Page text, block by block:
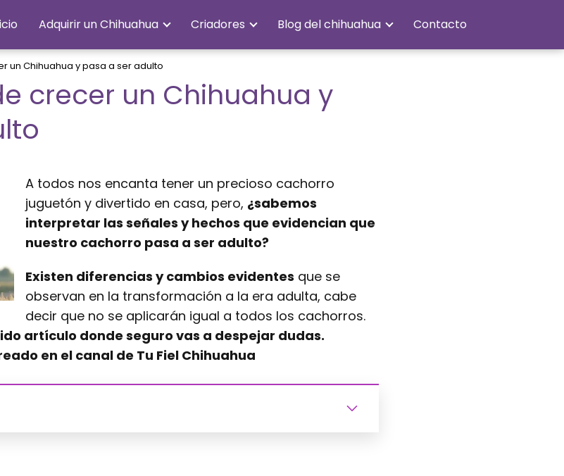
Adquirir un Chihuahua Criadores Blog del chihuahua Contacto
un Chihuahua y pasa a ser adulto
crecer un Chihuahua y
A todos nos encanta tener un precioso cachorro
juguetón y divertido en casa, pero, ¿sabemos
interpretar las señales y hechos que evidencian que
nuestro cachorro pasa a ser adulto?
Existen diferencias y cambios evidentes que se
observan en la transformación a la era adulta, cabe
decir que no se aplicarán igual a todos los cachorros.
artículo donde seguro vas a despejar dudas.
en el canal de Tu Fiel Chihuahua